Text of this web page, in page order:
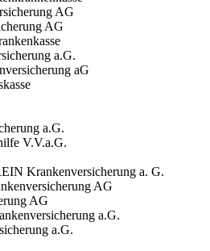
AG
AG
a.G.
aG
a.G.
V.V.a.G.
Krankenversicherung a. G.
AG
AG
a.G.
a.G.